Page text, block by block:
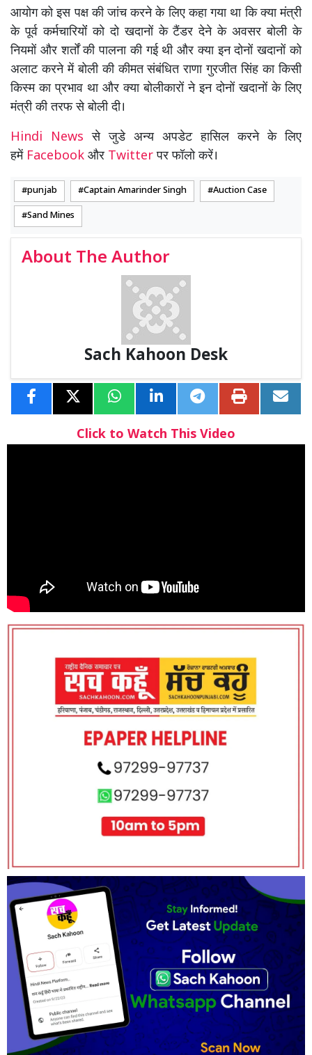
आयोग को इस पक्ष की जांच करने के लिए कहा गया था कि क्या मंत्री
के पूर्व कर्मचारियोंं को दो खदानों के टैंडर देने के अवसर बोली के
नियमों और शर्तों की पालना की गई थी और क्या इन दोनों खदानों को
अलाट करने में बोली की कीमत संबंधित राणा गुरजीत सिंह का किसी
किस्म का प्रभाव था और क्या बोलीकारों ने इन दोनों खदानों के लिए
मंत्री की तरफ से बोली दी।
Hindi Newsसे जुडे अन्य अपडेट हासिल करने के लिए
हमें Facebook और Twitterपर फॉलो करें।
punjab Captain Amarinder Singh Auction Case
Sand Mines
About The Author
Sach Kahoon Desk
Click to Watch This Video